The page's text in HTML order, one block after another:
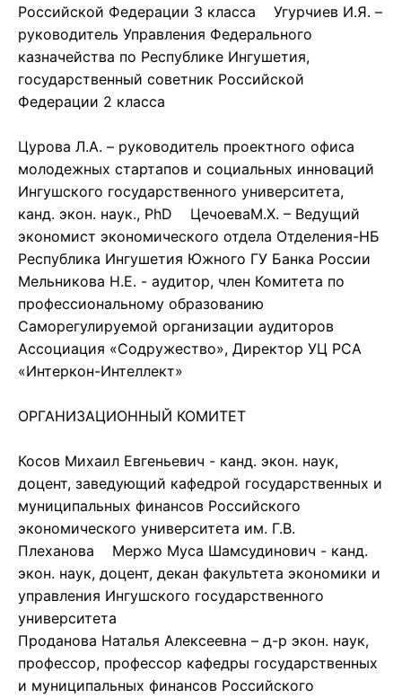
Российской Федерации 3 класса Угурчиев И.Я. –
руководитель Управления Федерального
казначейства по Республике Ингушетия,
государственный советник Российской
Федерации 2 класса
Цурова Л.А. – руководитель проектного офиса
молодежных стартапов и социальных инноваций
Ингушского государственного университета,
канд. экон. наук., PhD ЦечоеваМ.Х. – Ведущий
экономист экономического отдела Отделения-НБ
Республика Ингушетия Южного ГУ Банка России
Мельникова Н.Е. - аудитор, член Комитета по
профессиональному образованию
Саморегулируемой организации аудиторов
Ассоциация «Содружество», Директор УЦ РСА
«Интеркон-Интеллект»
ОРГАНИЗАЦИОННЫЙ КОМИТЕТ
Косов Михаил Евгеньевич - канд. экон. наук,
доцент, заведующий кафедрой государственных и
муниципальных финансов Российского
экономического университета им. Г.В.
Плеханова Мержо Муса Шамсудинович - канд.
экон. наук, доцент, декан факультета экономики и
управления Ингушского государственного
университета
Проданова Наталья Алексеевна – д-р экон. наук,
профессор, профессор кафедры государственных
и муниципальных финансов Российского